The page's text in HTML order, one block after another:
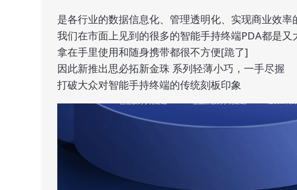
是各行业的数据信息化、管理透明化、实现商业效率
我们在市面上见到的很多的智能手持终端PDA都是又
拿在手里使用和随身携带都很不方便[跪了]
因此新推出思必拓新金珠 系列轻薄小巧，一手尽握
打破大众对智能手持终端的传统刻板印象